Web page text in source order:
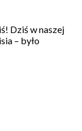
Dziś w naszej
– było